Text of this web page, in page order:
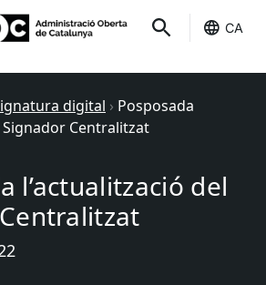
CA
digital › Posposada
Signador Centralitzat
l’actualització del